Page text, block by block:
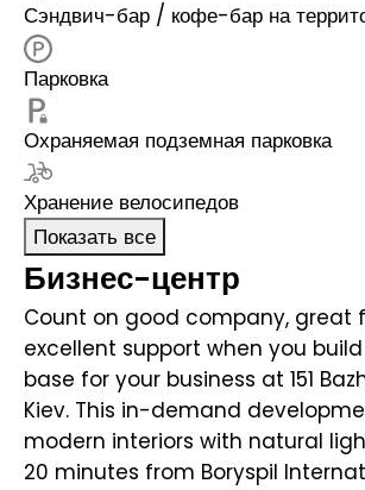
Сэндвич-бар / кофе-бар на
Парковка
Охраняемая подземная парковка
Хранение велосипедов
Показать все
Бизнес-центр
Count on good company, great
excellent support when you
base for your business at 151
Kiev. This in-demand
modern interiors with natural
20 minutes from Boryspil